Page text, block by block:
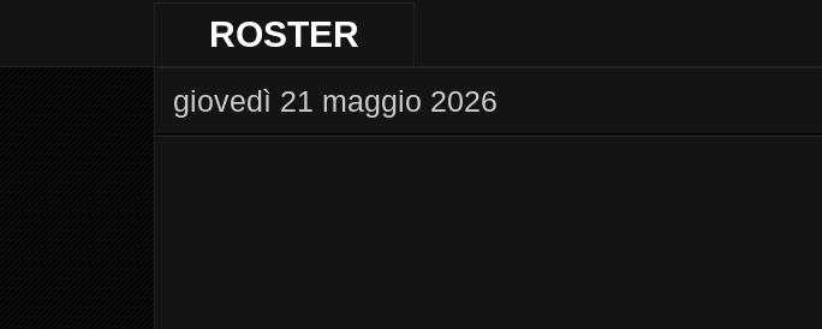
ROSTER
giovedì 21 maggio 2026